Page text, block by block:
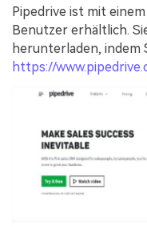
Pipedrive ist mit
Benutzer erhältlich.
herunterladen, indem
https://